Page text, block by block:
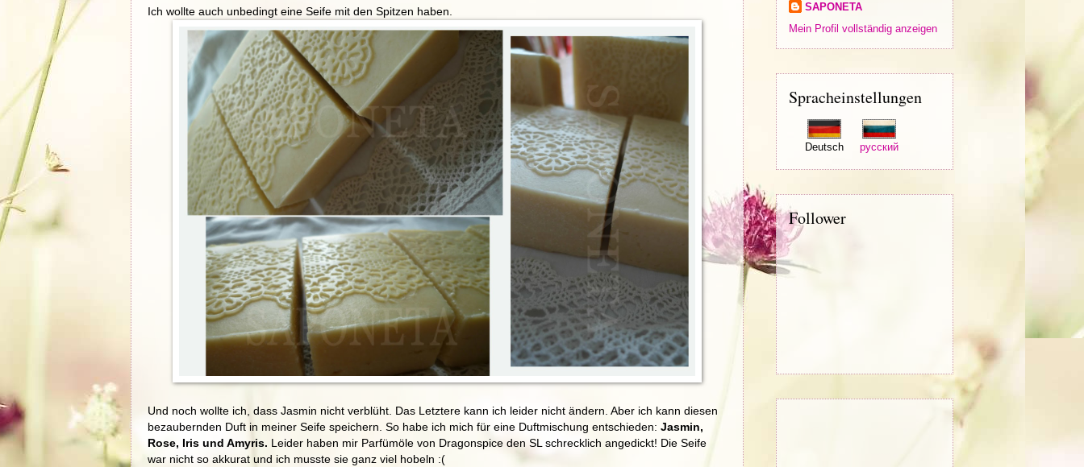
Ich wollte auch unbedingt eine Seife mit den Spitzen haben.
Und noch wollte ich, dass Jasmin nicht verblüht. Das Letztere kann ich leider nicht ändern. Aber ich kann diesen
bezaubernden Duft in meiner Seife speichern. So habe ich mich für eine Duftmischung entschieden: Jasmin,
Rose, Iris und Amyris. Leider haben mir Parfümöle von Dragonspice den SL schrecklich angedickt! Die Seife
war nicht so akkurat und ich musste sie ganz viel hobeln :(
SAPONETA
Mein Profil vollständig anzeigen
Spracheinstellungen
Deutsch русский
Follower